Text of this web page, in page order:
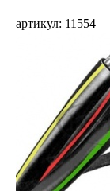
артикул: 11554